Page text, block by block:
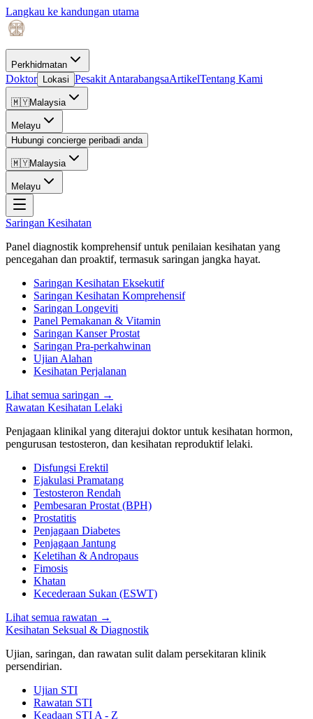
Langkau ke kandungan utama
Perkhidmatan
Doktor Lokasi Pesakit AntarabangsaArtikelTentang Kami
🇲🇾Malaysia
Melayu
Hubungi concierge peribadi anda
🇲🇾Malaysia
Melayu
Saringan Kesihatan
Panel diagnostik komprehensif untuk penilaian kesihatan yang
pencegahan dan proaktif, termasuk saringan jangka hayat.
Saringan Kesihatan Eksekutif
Saringan Kesihatan Komprehensif
Saringan Longeviti
Panel Pemakanan & Vitamin
Saringan Kanser Prostat
Saringan Pra-perkahwinan
Ujian Alahan
Kesihatan Perjalanan
Lihat semua saringan →
Rawatan Kesihatan Lelaki
Penjagaan klinikal yang diterajui doktor untuk kesihatan hormon,
pengurusan testosteron, dan kesihatan reproduktif lelaki.
Disfungsi Erektil
Ejakulasi Pramatang
Testosteron Rendah
Pembesaran Prostat (BPH)
Prostatitis
Penjagaan Diabetes
Penjagaan Jantung
Keletihan & Andropaus
Fimosis
Khatan
Kecederaan Sukan (ESWT)
Lihat semua rawatan →
Kesihatan Seksual & Diagnostik
Ujian, saringan, dan rawatan sulit dalam persekitaran klinik
persendirian.
Ujian STI
Rawatan STI
Keadaan STI A - Z